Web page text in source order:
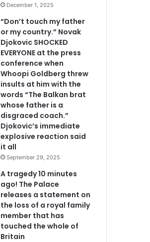
December 1, 2025
“Don’t touch my father
or my country.” Novak
Djokovic SHOCKED
EVERYONE at the press
conference when
Whoopi Goldberg threw
insults at him with the
words “The Balkan brat
whose father is a
disgraced coach.”
Djokovic’s immediate
explosive reaction said
it all
September 29, 2025
A tragedy 10 minutes
ago! The Palace
releases a statement on
the loss of a royal family
member that has
touched the whole of
Britain